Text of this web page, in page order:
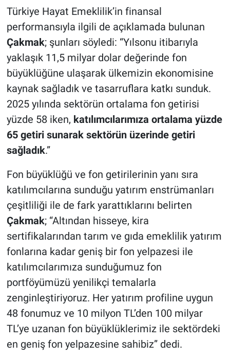
Türkiye Hayat Emeklilik’in finansal
performansıyla ilgili de açıklamada bulunan
Çakmak; şunları söyledi: “Yılsonu itibarıyla
yaklaşık 11,5 milyar dolar değerinde fon
büyüklüğüne ulaşarak ülkemizin ekonomisine
kaynak sağladık ve tasarruflara katkı sunduk.
2025 yılında sektörün ortalama fon getirisi
yüzde 58 iken, katılımcılarımıza ortalama yüzde
65 getiri sunarak sektörün üzerinde getiri
sağladık.”
Fon büyüklüğü ve fon getirilerinin yanı sıra
katılımcılarına sunduğu yatırım enstrümanları
çeşitliliği ile de fark yarattıklarını belirten
Çakmak; “Altından hisseye, kira
sertifikalarından tarım ve gıda emeklilik yatırım
fonlarına kadar geniş bir fon yelpazesi ile
katılımcılarımıza sunduğumuz fon
portföyümüzü yenilikçi temalarla
zenginleştiriyoruz. Her yatırım profiline uygun
48 fonumuz ve 10 milyon TL’den 100 milyar
TL’ye uzanan fon büyüklüklerimiz ile sektördeki
en geniş fon yelpazesine sahibiz” dedi.